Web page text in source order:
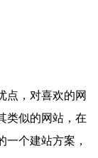
点，对喜欢的网
类似的网站，在
个建站方案，